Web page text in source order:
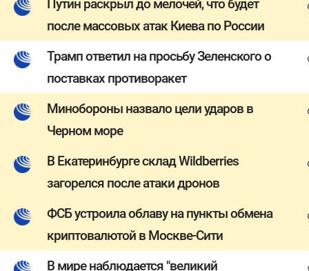
Путин раскрыл до мелочей, что будет
после массовых атак Киева по России
Трамп ответил на просьбу Зеленского о
поставках противоракет
Минобороны назвало цели ударов в
Черном море
В Екатеринбурге склад Wildberries
загорелся после атаки дронов
ФСБ устроила облаву на пункты обмена
криптовалютой в Москве-Сити
В мире наблюдается "великий